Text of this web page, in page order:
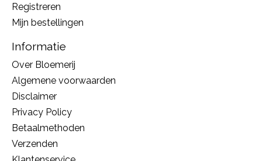
Registreren
Mijn bestellingen
Informatie
Over Bloemerij
Algemene voorwaarden
Disclaimer
Privacy Policy
Betaalmethoden
Verzenden